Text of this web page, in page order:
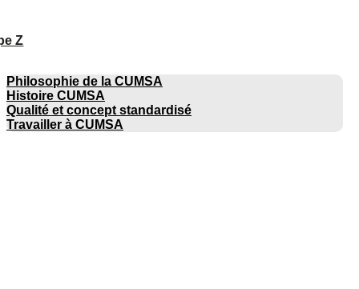
Z
Philosophie de la CUMSA
Histoire CUMSA
Qualité et concept standardisé
Travailler à CUMSA